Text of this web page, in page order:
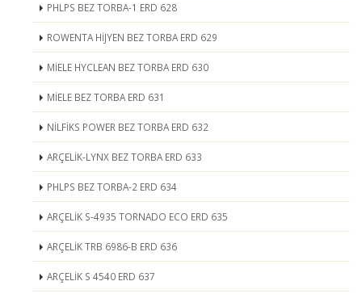
PHLPS BEZ TORBA-1 ERD 628
ROWENTA HİJYEN BEZ TORBA ERD 629
MİELE HYCLEAN BEZ TORBA ERD 630
MİELE BEZ TORBA ERD 631
NİLFİKS POWER BEZ TORBA ERD 632
ARÇELİK-LYNX BEZ TORBA ERD 633
PHLPS BEZ TORBA-2 ERD 634
ARÇELİK S-4935 TORNADO ECO ERD 635
ARÇELİK TRB 6986-B ERD 636
ARÇELİK S 4540 ERD 637